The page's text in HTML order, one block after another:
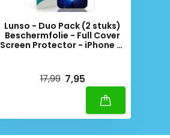
Lunso - Duo Pack (2 stuks)
Beschermfolie - Full Cover
Screen Protector - iPhone 13
17,99 7,95